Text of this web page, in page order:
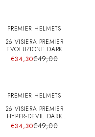
PREMIER HELMETS
26 VISIERA PREMIER
EVOLUZIONE DARK
A+pins
€34,30€49,00
PREMIER HELMETS
26 VISIERA PREMIER
HYPER-DEVIL DARK
A+pins
€34,30€49,00